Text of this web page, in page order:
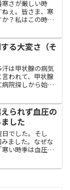
さが厳しい時
ぇ。皆さま、寒
？私はこの時
冷え性と言うも
で、こ...
る大変さ（そ
は甲状腺の病気
われて、甲状腺
院探しから始め
とか、どこで診
ろ...
られず血圧の
した
でした。そし
ました。なぜな
い時季は血圧の